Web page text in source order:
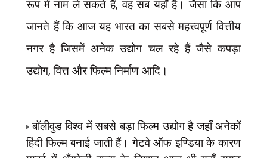
रूप में नाम ले सकते हैं,वह सब यहाँ है। जैसा कि आप
जानते हैं कि आज यह भारत का सबसे महत्त्वपूर्ण वित्तीय
नगर है जिसमें अनेक उद्योग चल रहे हैं जैसे कपड़ा
उद्योग,वित्त और फिल्म निर्माण आदि।
बॉलीवुड विश्व में सबसे बड़ा फिल्म उद्योग है जहाँ अनेकों
हिंदी फिल्म बनाई जाती हैं। गेटवे ऑफ इण्डिया के कारण